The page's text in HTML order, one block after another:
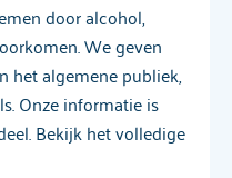
door alcohol,
We geven
het algemene publiek,
Onze informatie is
Bekijk het volledige